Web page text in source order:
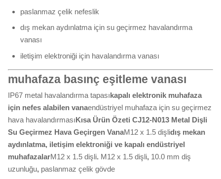
paslanmaz çelik nefeslik
dış mekan aydınlatma için su geçirmez havalandırma
vanası
iletişim elektroniği için havalandırma vanası
muhafaza basınç eşitleme vanası
IP67 metal havalandırma tapasıkapalı elektronik muhafaza
için nefes alabilen vanaendüstriyel muhafaza için su geçirmez
hava havalandırmasıKısa Ürün Özeti CJ12-N013 Metal Dişli
Su Geçirmez Hava Geçirgen VanaM12 x 1.5 dişlidış mekan
aydınlatma, iletişim elektroniği ve kapalı endüstriyel
muhafazalarM12 x 1.5 dişli. M12 x 1.5 dişli, 10.0 mm diş
uzunluğu, paslanmaz çelik gövde